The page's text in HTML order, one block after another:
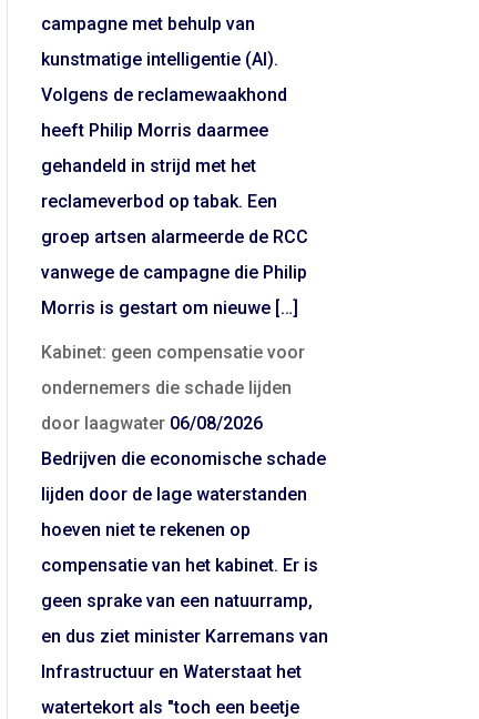
campagne met behulp van
kunstmatige intelligentie (AI).
Volgens de reclamewaakhond
heeft Philip Morris daarmee
gehandeld in strijd met het
reclameverbod op tabak. Een
groep artsen alarmeerde de RCC
vanwege de campagne die Philip
Morris is gestart om nieuwe […]
Kabinet: geen compensatie voor
ondernemers die schade lijden
door laagwater 06/08/2026
Bedrijven die economische schade
lijden door de lage waterstanden
hoeven niet te rekenen op
compensatie van het kabinet. Er is
geen sprake van een natuurramp,
en dus ziet minister Karremans van
Infrastructuur en Waterstaat het
watertekort als "toch een beetje